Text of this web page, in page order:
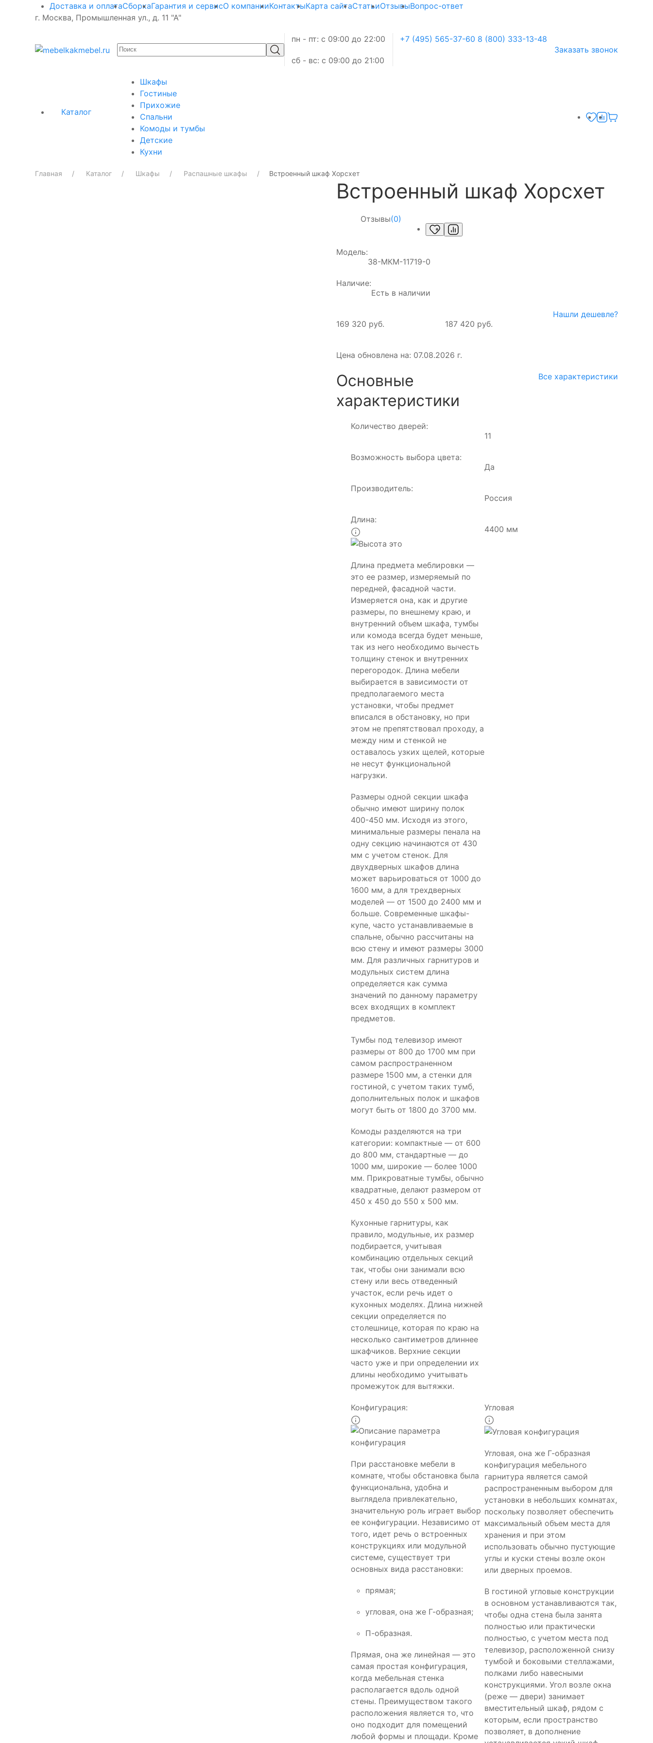
Доставка и оплатаСборкаГарантия и сервисО компанииКонтактыКарта сайтаСтатьиОтзывыВопрос-ответ
г. Москва, Промышленная ул., д. 11 "А"
пн - пт: с 09:00 до 22:00
сб - вс: с 09:00 до 21:00
+7 (495) 565-37-60 8 (800) 333-13-48
Заказать звонок
Каталог
Шкафы
Гостиные
Прихожие
Спальни
Комоды и тумбы
Детские
Кухни
Главная Каталог Шкафы Распашные шкафы Встроенный шкаф Хорсхет
Встроенный шкаф Хорсхет
Отзывы(0)
Модель:
38-МКМ-11719-0
Наличие:
Есть в наличии
169 320 руб. 187 420 руб.
Нашли дешевле?
Цена обновлена на: 07.08.2026 г.
Основные
характеристики
Все характеристики
Количество дверей:
11
Возможность выбора цвета:
Да
Производитель:
Россия
Длина:
Длина предмета меблировки —
это ее размер, измеряемый по
передней, фасадной части.
Измеряется она, как и другие
размеры, по внешнему краю, и
внутренний объем шкафа, тумбы
или комода всегда будет меньше,
так из него необходимо вычесть
толщину стенок и внутренних
перегородок. Длина мебели
выбирается в зависимости от
предполагаемого места
установки, чтобы предмет
вписался в обстановку, но при
этом не препятствовал проходу, а
между ним и стенкой не
оставалось узких щелей, которые
не несут функциональной
нагрузки.
Размеры одной секции шкафа
обычно имеют ширину полок
400-450 мм. Исходя из этого,
минимальные размеры пенала на
одну секцию начинаются от 430
мм с учетом стенок. Для
двухдверных шкафов длина
может варьироваться от 1000 до
1600 мм, а для трехдверных
моделей — от 1500 до 2400 мм и
больше. Современные шкафы-
купе, часто устанавливаемые в
спальне, обычно рассчитаны на
всю стену и имеют размеры 3000
мм. Для различных гарнитуров и
модульных систем длина
определяется как сумма
значений по данному параметру
всех входящих в комплект
предметов.
Тумбы под телевизор имеют
размеры от 800 до 1700 мм при
самом распространенном
размере 1500 мм, а стенки для
гостиной, с учетом таких тумб,
дополнительных полок и шкафов
могут быть от 1800 до 3700 мм.
Комоды разделяются на три
категории: компактные — от 600
до 800 мм, стандартные — до
1000 мм, широкие — более 1000
мм. Прикроватные тумбы, обычно
квадратные, делают размером от
450 х 450 до 550 х 500 мм.
Кухонные гарнитуры, как
правило, модульные, их размер
подбирается, учитывая
комбинацию отдельных секций
так, чтобы они занимали всю
стену или весь отведенный
участок, если речь идет о
кухонных моделях. Длина нижней
секции определяется по
столешнице, которая по краю на
несколько сантиметров длиннее
шкафчиков. Верхние секции
часто уже и при определении их
длины необходимо учитывать
промежуток для вытяжки.
4400 мм
Конфигурация:
При расстановке мебели в
комнате, чтобы обстановка была
функциональна, удобна и
выглядела привлекательно,
значительную роль играет выбор
ее конфигурации. Независимо от
того, идет речь о встроенных
конструкциях или модульной
системе, существует три
основных вида расстановки:
прямая;
угловая, она же Г-образная;
П-образная.
Прямая, она же линейная — это
самая простая конфигурация,
когда мебельная стенка
располагается вдоль одной
стены. Преимуществом такого
расположения является то, что
оно подходит для помещений
любой формы и площади. Кроме
Угловая
Угловая, она же Г-образная
конфигурация мебельного
гарнитура является самой
распространенным выбором для
установки в небольших комнатах,
поскольку позволяет обеспечить
максимальный объем места для
хранения и при этом
использовать обычно пустующие
углы и куски стены возле окон
или дверных проемов.
В гостиной угловые конструкции
в основном устанавливаются так,
чтобы одна стена была занята
полностью или практически
полностью, с учетом места под
телевизор, расположенной снизу
тумбой и боковыми стеллажами,
полками либо навесными
конструкциями. Угол возле окна
(реже — двери) занимает
вместительный шкаф, рядом с
которым, если пространство
позволяет, в дополнение